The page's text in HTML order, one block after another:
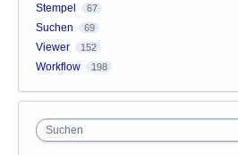
Stempel 67
Suchen 69
Viewer 152
Workflow 198
Suchen